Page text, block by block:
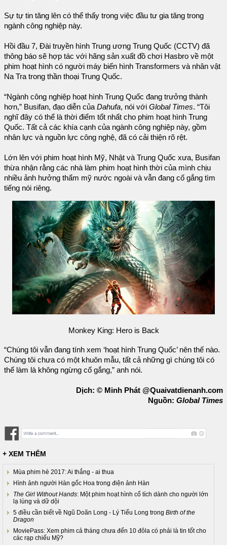
Sự tự tin tăng lên có thể thấy trong việc đầu tư gia tăng trong
ngành công nghiệp này.
Hồi đầu 7, Đài truyền hình Trung ương Trung Quốc (CCTV) đã
thông báo sẽ hợp tác với hãng sản xuất đồ chơi Hasbro về một
phim hoạt hình có người máy biến hình Transformers và nhân vật
Na Tra trong thần thoại Trung Quốc.
“Ngành công nghiệp hoạt hình Trung Quốc đang trưởng thành
hơn,” Busifan, đạo diễn của Dahufa, nói với Global Times. “Tôi
nghĩ đây có thể là thời điểm tốt nhất cho phim hoạt hình Trung
Quốc. Tất cả các khía cạnh của ngành công nghiệp này, gồm
nhân lực và nguồn lực công nghệ, đã có cải thiện rõ rệt.
Lớn lên với phim hoạt hình Mỹ, Nhật và Trung Quốc xưa, Busifan
thừa nhận rằng các nhà làm phim hoạt hình thời của mình chịu
nhiều ảnh hưởng thẩm mỹ nước ngoài và vẫn đang cố gắng tìm
tiếng nói riêng.
Monkey King: Hero is Back
“Chúng tôi vẫn đang tính xem ‘hoạt hình Trung Quốc’ nên thế nào.
Chúng tôi chưa có một khuôn mẫu, tất cả những gì chúng tôi có
thể làm là không ngừng cố gắng,” anh nói.
Dịch: © Minh Phát @Quaivatdienanh.com
Nguồn: Global Times
+ XEM THÊM
Mùa phim hè 2017: Ai thắng - ai thua
Hình ảnh người Hàn gốc Hoa trong điện ảnh Hàn
The Girl Without Hands: Một phim hoạt hình cổ tích dành cho người lớn
lạ lùng và dữ dội
5 điều cần biết về Ngũ Doãn Long - Lý Tiểu Long trong Birth of the
Dragon
MoviePass: Xem phim cả tháng chưa đến 10 đôla có phải là tin tốt cho
các rạp chiếu Mỹ?